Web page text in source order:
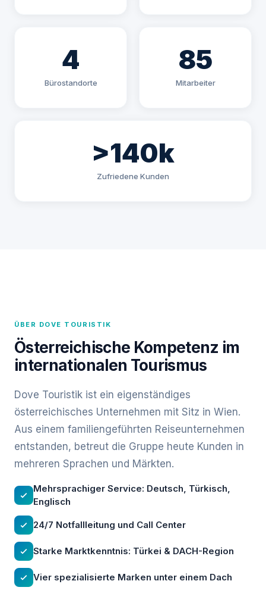
4
Bürostandorte
85
Mitarbeiter
>140k
Zufriedene Kunden
ÜBER DOVE TOURISTIK
Österreichische Kompetenz im
internationalen Tourismus
Dove Touristik ist ein eigenständiges
österreichisches Unternehmen mit Sitz in Wien.
Aus einem familiengeführten Reiseunternehmen
entstanden, betreut die Gruppe heute Kunden in
mehreren Sprachen und Märkten.
Mehrsprachiger Service: Deutsch, Türkisch,
Englisch
24/7 Notfallleitung und Call Center
Starke Marktkenntnis: Türkei & DACH-Region
Vier spezialisierte Marken unter einem Dach